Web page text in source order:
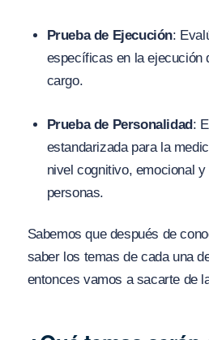
Prueba de Ejecución:
específicas en la ejecución
cargo.
Prueba de Personalidad:
estandarizada para la
nivel cognitivo, emocional
personas.
Sabemos que después de
saber los temas de cada una
entonces vamos a sacarte de